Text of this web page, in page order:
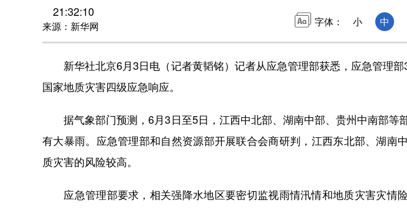
21:32:10
来源：新华网 字体： 小 中
新华社北京6月3日电（记者黄韬铭）记者从应急管理部获悉，应急管理部
国家地质灾害四级应急响应。
据气象部门预测，6月3日至5日，江西中北部、湖南中部、贵州中南部等
有大暴雨。应急管理部和自然资源部开展联合会商研判，江西东北部、湖南
质灾害的风险较高。
应急管理部要求，相关强降水地区要密切监视雨情汛情和地质灾害灾情